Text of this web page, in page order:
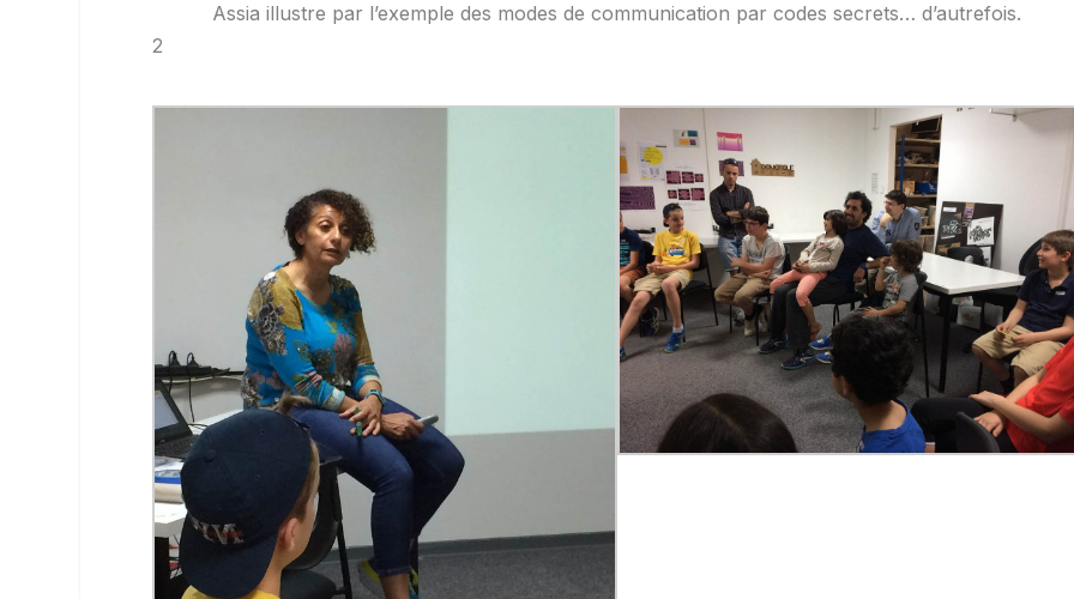
Assia illustre par l’exemple des modes de communication par codes secrets… d’autrefois.
2